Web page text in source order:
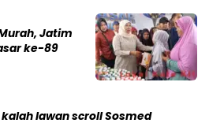
Jatim
ke-89
lawan scroll Sosmed